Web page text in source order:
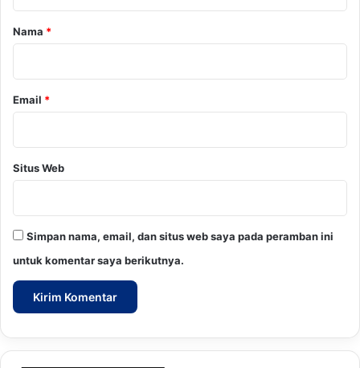
rNama *
Email *
Situs Web
Simpan nama, email, dan situs web saya pada peramban ini
untuk komentar saya berikutnya.